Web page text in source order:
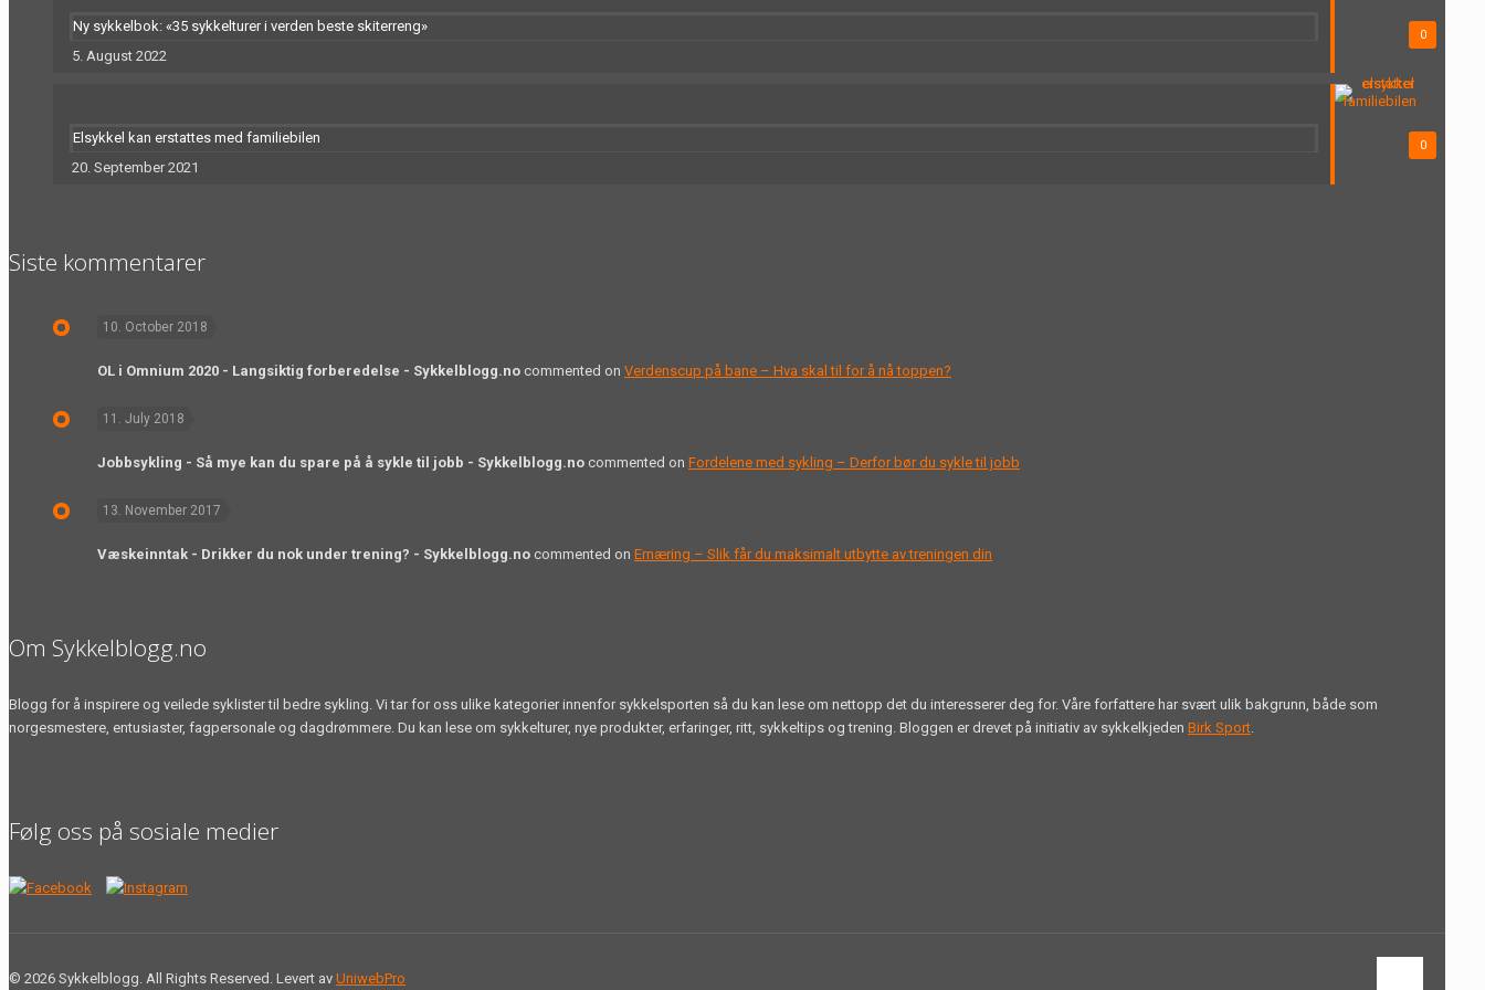
0
Ny sykkelbok: «35 sykkelturer i verden beste skiterreng»
5. August 2022
0
Elsykkel kan erstattes med familiebilen
20. September 2021
Siste kommentarer
10. October 2018
OL i Omnium 2020 - Langsiktig forberedelse - Sykkelblogg.no commented on Verdenscup på bane – Hva skal til for å nå toppen?
11. July 2018
Jobbsykling - Så mye kan du spare på å sykle til jobb - Sykkelblogg.no commented on Fordelene med sykling – Derfor bør du sykle til jobb
13. November 2017
Væskeinntak - Drikker du nok under trening? - Sykkelblogg.no commented on Ernæring – Slik får du maksimalt utbytte av treningen din
Om Sykkelblogg.no
Blogg for å inspirere og veilede syklister til bedre sykling. Vi tar for oss ulike kategorier innenfor sykkelsporten så du kan lese om nettopp det du interesserer deg for. Våre forfattere har svært ulik bakgrunn, både som
norgesmestere, entusiaster, fagpersonale og dagdrømmere. Du kan lese om sykkelturer, nye produkter, erfaringer, ritt, sykkeltips og trening. Bloggen er drevet på initiativ av sykkelkjeden Birk Sport.
Følg oss på sosiale medier
© 2026 Sykkelblogg. All Rights Reserved. Levert av UniwebPro